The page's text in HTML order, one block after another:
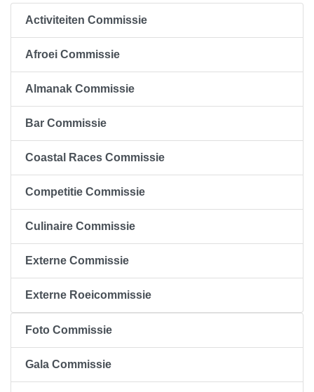
Activiteiten Commissie
Afroei Commissie
Almanak Commissie
Bar Commissie
Coastal Races Commissie
Competitie Commissie
Culinaire Commissie
Externe Commissie
Externe Roeicommissie
Foto Commissie
Gala Commissie